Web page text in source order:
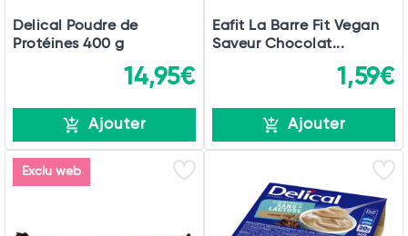
Delical Poudre de
Protéines 400 g
14,95€
Ajouter
Eafit La Barre Fit Vegan
Saveur Chocolat...
1,59€
Ajouter
Exclu web